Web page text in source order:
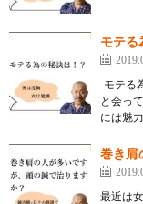
モテる
モテる
と会っ
には魅
巻き肩
最近は